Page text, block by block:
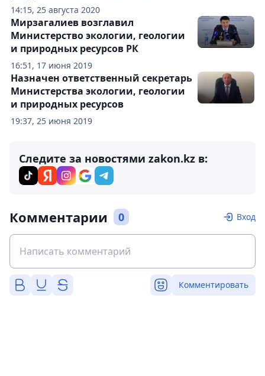
14:15, 25 августа 2020
16:51, 17 июня 2019
Мирзагалиев возглавил
Министерство экологии, геологии
и природных ресурсов РК
19:37, 25 июня 2019
Назначен ответственный секретарь
Министерства экологии, геологии
и природных ресурсов
Следите за новостями zakon.kz в:
Комментарии 0 Вход
Комментировать